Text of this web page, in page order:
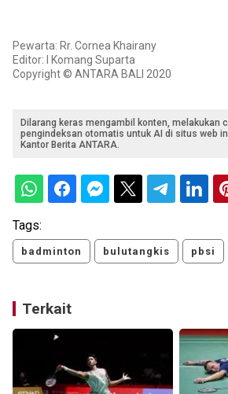
Pewarta: Rr. Cornea Khairany
Editor: I Komang Suparta
Copyright © ANTARA BALI 2020
Dilarang keras mengambil konten, melakukan
pengindeksan otomatis untuk AI di situs web
Kantor Berita ANTARA.
Tags:
badminton bulutangkis pbsi
Terkait